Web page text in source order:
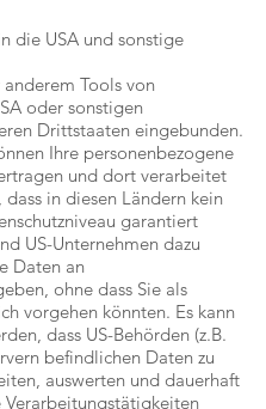
die USA und sonstige
Tools von
oder sonstigen
Drittstaaten eingebunden.
Ihre personenbezogene
und dort verarbeitet
in diesen Ländern kein
garantiert
US-Unternehmen dazu
Daten an
ohne dass Sie als
vorgehen könnten. Es kann
dass US-Behörden (z.B.
befindlichen Daten zu
auswerten und dauerhaft
Verarbeitungstätigkeiten